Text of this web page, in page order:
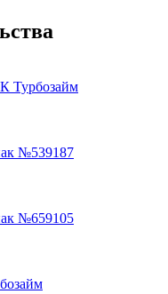
Турбозайм
№539187
№659105